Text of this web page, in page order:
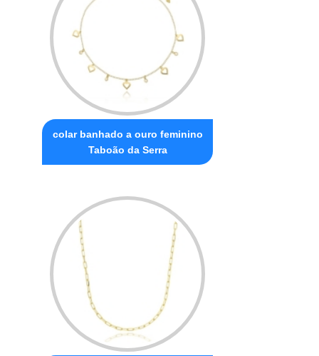
colar banhado a ouro feminino
Taboão da Serra